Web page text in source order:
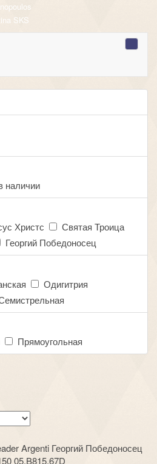
SKS
наличии
Христс
Святая Троица
Георгий Победоносец
Одигитрия
Прямоугольная